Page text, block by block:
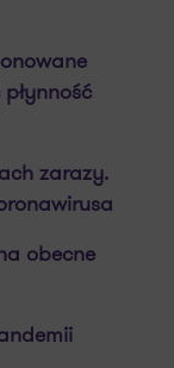
zarazy.
obecne